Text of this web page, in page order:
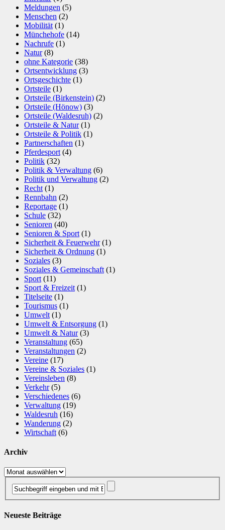
Meldungen (5)
Menschen (2)
Mobilität (1)
Münchehofe (14)
Nachrufe (1)
Natur(8)
ohne Kategorie (38)
Ortsentwicklung (3)
Ortsgeschichte (1)
Ortsteile (1)
Ortsteile (Birkenstein) (2)
Ortsteile (Hönow) (3)
Ortsteile (Waldesruh) (2)
Ortsteile & Natur(1)
Ortsteile & Politik (1)
Partnerschaften (1)
Pferdesport (4)
Politik (32)
Politik & Verwaltung (6)
Politik und Verwaltung (2)
Recht (1)
Rennbahn (2)
Reportage (1)
Schule (32)
Senioren (40)
Senioren & Sport (1)
Sicherheit & Feuerwehr(1)
Sicherheit & Ordnung (1)
Soziales (3)
Soziales & Gemeinschaft (1)
Sport (11)
Sport & Freizeit (1)
Titelseite (1)
Tourismus (1)
Umwelt (1)
Umwelt & Entsorgung (1)
Umwelt & Natur(3)
Veranstaltung (65)
Veranstaltungen (2)
Vereine (17)
Vereine & Soziales (1)
Vereinsleben (8)
Verkehr(5)
Verschiedenes (6)
Verwaltung (19)
Waldesruh (16)
Wanderung (2)
Wirtschaft (6)
Archiv
Archiv
Neueste Beiträge